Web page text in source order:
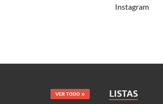
Instagram
VER TODO LISTAS